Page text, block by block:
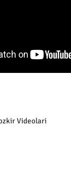
Videolari